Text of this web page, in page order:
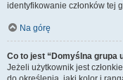
identyfikowanie członków tej
Na górę
Co to jest “Domyślna grupa
Jeżeli użytkownik jest